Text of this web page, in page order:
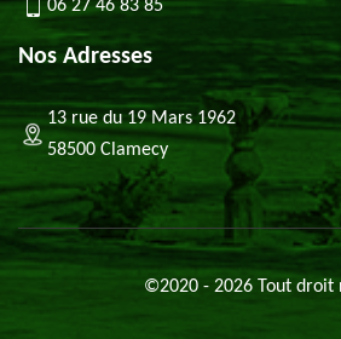
06 27 46 83 85
Nos Adresses
13 rue du 19 Mars 1962
58500 Clamecy
©2020 - 2026 Tout droit